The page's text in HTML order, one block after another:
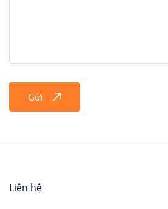
Gửi
Liên hệ